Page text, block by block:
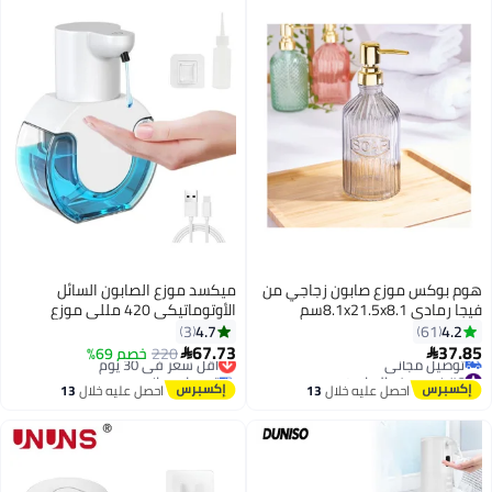
هوم بوكس موزع صابون زجاجي من
فيجا رمادي 8.1x21.5x8.1سم
4.2
61
37.85
#6 في موزع الصابون
أقل سعر في 30 يوم
توصيل مجاني
#6 في موزع الصابون
احصل عليه خلال13
اغسطس
ميكسد موزع الصابون السائل
الأوتوماتيكي 420 مللي موزع
صابون اليد بدون لمس مقاوم للماء
موزع غسيل اليد للحمام المطبخ
4.7
3
67.73
220خصم 69%أقل سعر في 30 يوم
توصيل مجاني
أقل سعر في 30 يوماحصل عليه خلال13
اغسطس